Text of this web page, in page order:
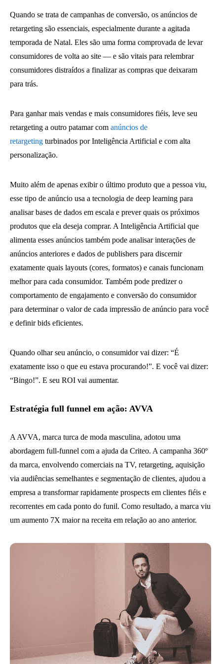
Quando se trata de campanhas de conversão, os anúncios de
retargeting são essenciais, especialmente durante a agitada
temporada de Natal. Eles são uma forma comprovada de levar
consumidores de volta ao site — e são vitais para relembrar
consumidores distraídos a finalizar as compras que deixaram
para trás.
Para ganhar mais vendas e mais consumidores fiéis, leve seu
retargeting a outro patamar com anúncios de
retargeting turbinados por Inteligência Artificial e com alta
personalização.
Muito além de apenas exibir o último produto que a pessoa viu,
esse tipo de anúncio usa a tecnologia de deep learning para
analisar bases de dados em escala e prever quais os próximos
produtos que ela deseja comprar. A Inteligência Artificial que
alimenta esses anúncios também pode analisar interações de
anúncios anteriores e dados de publishers para discernir
exatamente quais layouts (cores, formatos) e canais funcionam
melhor para cada consumidor. Também pode predizer o
comportamento de engajamento e conversão do consumidor
para determinar o valor de cada impressão de anúncio para você
e definir bids eficientes.
Quando olhar seu anúncio, o consumidor vai dizer: “É
exatamente isso o que eu estava procurando!”. E você vai dizer:
“Bingo!”. E seu ROI vai aumentar.
Estratégia full funnel em ação: AVVA
A AVVA, marca turca de moda masculina, adotou uma
abordagem full-funnel com a ajuda da Criteo. A campanha 360º
da marca, envolvendo comerciais na TV, retargeting, aquisição
via audiências semelhantes e segmentação de clientes, ajudou a
empresa a transformar rapidamente prospects em clientes fiéis e
recorrentes em cada ponto do funil. Como resultado, a marca viu
um aumento 7X maior na receita em relação ao ano anterior.